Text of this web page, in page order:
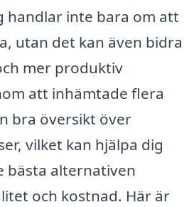
handlar inte bara om att
utan det kan även bidra
mer produktiv
att inhämtade flera
bra översikt över
vilket kan hjälpa dig
bästa alternativen
och kostnad. Här är